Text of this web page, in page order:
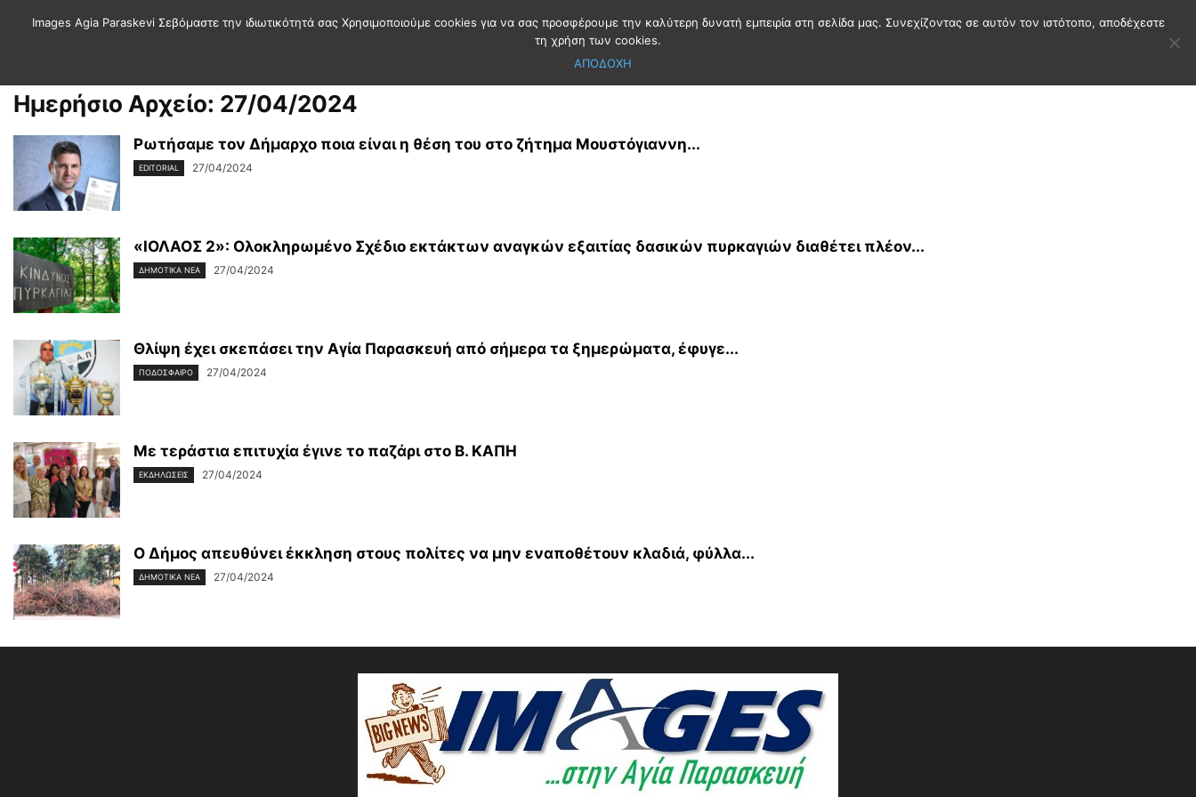
Ημερήσιο Αρχείο: 27/04/2024
Ρωτήσαμε τον Δήμαρχο ποια είναι η θέση του στο ζήτημα Μουστόγιαννη...
EDITORIAL 27/04/2024
«ΙΟΛΑΟΣ 2»: Ολοκληρωμένο Σχέδιο εκτάκτων αναγκών εξαιτίας δασικών πυρκαγιών διαθέτει πλέον...
ΔΗΜΟΤΙΚΑ ΝΕΑ 27/04/2024
Θλίψη έχει σκεπάσει την Αγία Παρασκευή από σήμερα τα ξημερώματα, έφυγε...
ΠΟΔΟΣΦΑΙΡΟ 27/04/2024
Με τεράστια επιτυχία έγινε το παζάρι στο Β. ΚΑΠΗ
ΕΚΔΗΛΩΣΕΙΣ 27/04/2024
Ο Δήμος απευθύνει έκκληση στους πολίτες να μην εναποθέτουν κλαδιά, φύλλα...
ΔΗΜΟΤΙΚΑ ΝΕΑ 27/04/2024
Images Agia Paraskevi Σεβόμαστε την ιδιωτικότητά σας Χρησιμοποιούμε cookies για να σας προσφέρουμε την καλύτερη δυνατή εμπειρία στη σελίδα μας. Συνεχίζοντας σε αυτόν τον ιστότοπο, αποδέχεστε
τη χρήση των cookies.
ΑΠΟΔΟΧΗ